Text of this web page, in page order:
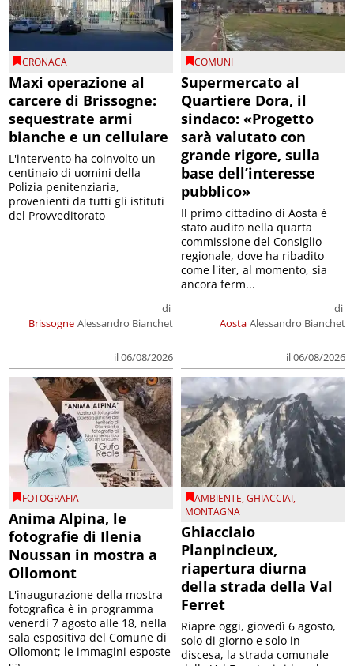
CRONACA
Maxi operazione al
carcere di Brissogne:
sequestrate armi
bianche e un cellulare
Brissogne
di
Alessandro Bianchet
il 06/08/2026
L'intervento ha coinvolto un
centinaio di uomini della
Polizia penitenziaria,
provenienti da tutti gli istituti
del Provveditorato
COMUNI
Supermercato al
Quartiere Dora, il
sindaco: «Progetto
sarà valutato con
grande rigore, sulla
base dell’interesse
pubblico»
Aosta
di
Alessandro Bianchet
il 06/08/2026
Il primo cittadino di Aosta è
stato audito nella quarta
commissione del Consiglio
regionale, dove ha ribadito
come l'iter, al momento, sia
ancora ferm...
FOTOGRAFIA
Anima Alpina, le
fotografie di Ilenia
Noussan in mostra a
Ollomont
L'inaugurazione della mostra
fotografica è in programma
venerdì 7 agosto alle 18, nella
sala espositiva del Comune di
Ollomont; le immagini esposte
AMBIENTE,GHIACCIAI,
MONTAGNA
Ghiacciaio
Planpincieux,
riapertura diurna
della strada della Val
Ferret
Riapre oggi, giovedì 6 agosto,
solo di giorno e solo in
discesa, la strada comunale